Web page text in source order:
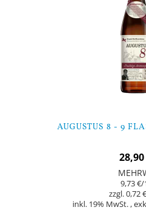
AUGUSTUS 8 - 9
28,90
9,73 €/
0,72 €
inkl. 19% MwSt. ,